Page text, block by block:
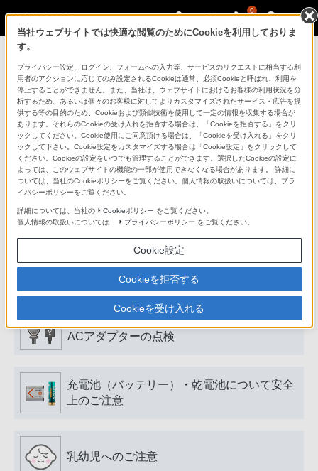
0
製品を安全に、安心してご使用いただ
くために
日常の清掃・点検が大切です。安全のため取扱説明書を
よく読みましょう。
製品に関する重要なお知らせ
安全で上手な使いかた
愛情点検のおすすめ
電源プラグ・コード、USB端子・ケーブル、
ACアダプターの点検
充電池（バッテリー）・乾電池について安全
上のご注意
乳幼児へのご注意
当社ウェブサイトでは快適な閲覧のためにCookieを利用しておりま
す。
プライバシー設定、ログイン、フォームへの入力等、サービスのリクエストに相当する利
用者のアクションに応じてのみ設定されるCookieは通常、必須Cookieと呼ばれ、利用を
停止することができません。また、当社は、ウェブサイトにおけるお客様の利用状況を分
析するため、あるいは個々のお客様に対してよりカスタマイズされたサービス・広告を提
供する等の目的のため、Cookieおよび類似技術を使用して一定の情報を収集する場合が
あります。それらのCookieの受け入れを拒否する場合は、「Cookieを拒否する」をクリ
ックしてください。Cookie使用にご同意頂ける場合は、「Cookieを受け入れる」をクリ
ックして下さい。Cookie設定をカスタマイズする場合は「Cookie設定」をクリックして
ください。Cookieの設定をいつでも管理することができます。選択したCookieの設定に
よっては、このウェブサイトの機能の一部が使用できなくなる場合があります。 詳細に
ついては、当社のCookieポリシーをご覧ください。個人情報の取扱いについては、プラ
イバシーポリシーをご覧ください。
詳細については、当社の Cookieポリシー をご覧ください。
個人情報の取扱いについては、
プライバシーポリシー をご覧ください。
Cookie設定
Cookieを拒否する
Cookieを受け入れる